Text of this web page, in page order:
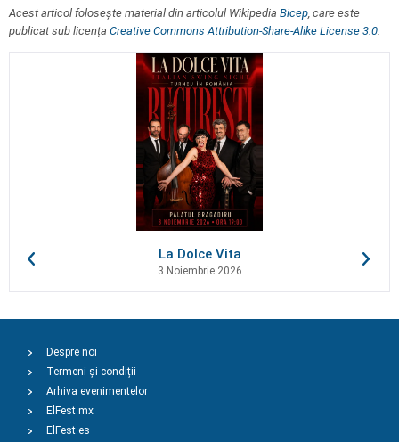
Acest articol folosește material din articolul Wikipedia Bicep, care este
publicat sub licența Creative Commons Attribution-Share-Alike License 3.0.
La Dolce Vita
3 Noiembrie 2026
Despre noi
Termeni și condiții
Arhiva evenimentelor
ElFest.mx
ElFest.es